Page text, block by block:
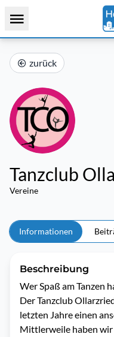
zurück
Tanzclub
Vereine
Informationen
Beschreibung
Wer Spaß am Tanzen
Der Tanzclub
letzten Jahre einen
Mittlerweile haben